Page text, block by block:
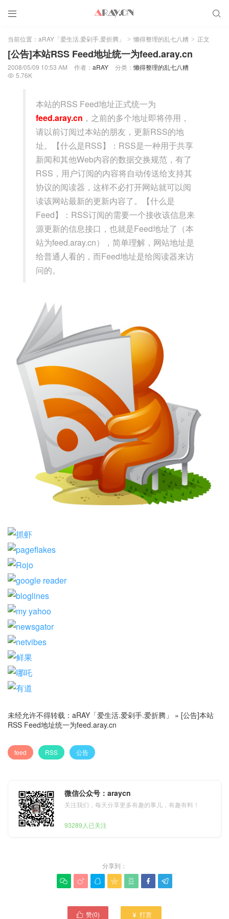
 
当前位置： aRAY「爱生活.爱剁手.爱折腾」 > 懒得整理的乱七八糟 > 正文
[公告]本站RSS Feed地址统一为feed.aray.cn
2008/05/09 10:53 AM 作者： aRAY 分类：懒得整理的乱七八糟
 5.76K
本站的RSS Feed地址正式统一为
feed.aray.cn ，之前的多个地址即将停用，
请以前订阅过本站的朋友，更新RSS的地
址。【什么是RSS】：RSS是一种用于共享
新闻和其他Web内容的数据交换规范，有了
RSS，用户订阅的内容将自动传送给支持其
协议的阅读器，这样不必打开网站就可以阅
读该网站最新的更新内容了。【什么是
Feed】：RSS订阅的需要一个接收该信息来
源更新的信息接口，也就是Feed地址了（本
站为feed.aray.cn），简单理解，网站地址是
给普通人看的，而Feed地址是给阅读器来访
问的。
未经允许不得转载： aRAY「爱生活.爱剁手.爱折腾」 » [公告]本站
RSS Feed地址统一为feed.aray.cn
feed RSS 公告
微信公众号：araycn
关注我们，每天分享更多有趣的事儿，有趣有料！
93289人已关注
分享到：
      
 赞(0)  打赏